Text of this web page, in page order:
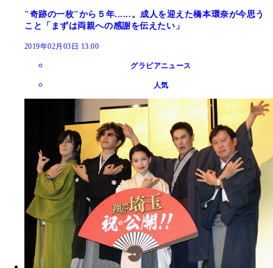
"奇跡の一枚"から５年......。成人を迎えた橋本環奈が今思う
こと「まずは両親への感謝を伝えたい」
2019年02月03日 13:00
グラビアニュース
人気